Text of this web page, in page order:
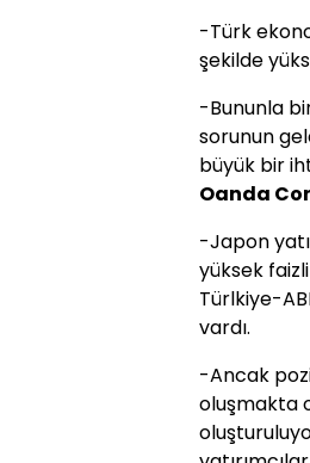
-Türk
şekilde
-Bununla
sorunun
büyük bir
Oanda
-Japon
yüksek
Türlkiye-
vardı.
-Ancak
oluşmakta